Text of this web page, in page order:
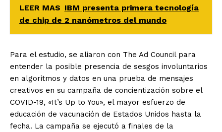
LEER MAS IBM presenta primera tecnología
de chip de 2 nanómetros del mundo
Para el estudio, se aliaron con The Ad Council para
entender la posible presencia de sesgos involuntarios
en algoritmos y datos en una prueba de mensajes
creativos en su campaña de concientización sobre el
COVID-19, «It’s Up to You», el mayor esfuerzo de
educación de vacunación de Estados Unidos hasta la
fecha. La campaña se ejecutó a finales de la